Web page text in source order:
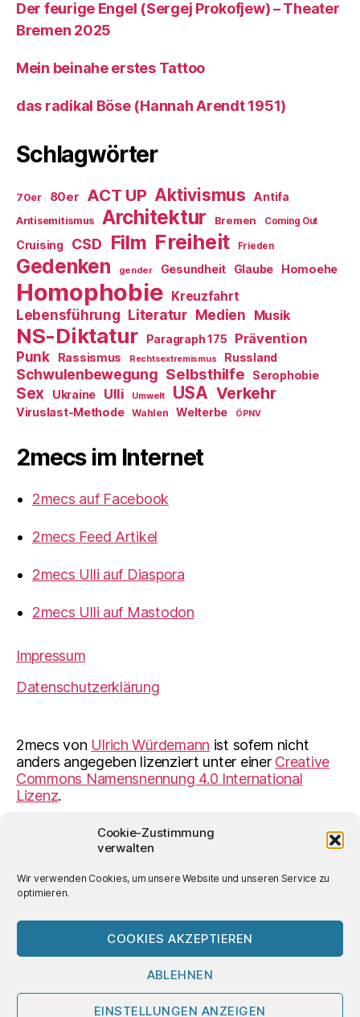
Cookie-Zustimmung
verwalten
Wir verwenden Cookies, um unsere Website und unseren Service zu
optimieren.
COOKIES AKZEPTIEREN
ABLEHNEN
EINSTELLUNGEN ANZEIGEN
Der feurige Engel (Sergej Prokofjew) – Theater
Bremen 2025
Mein beinahe erstes Tattoo
das radikal Böse (Hannah Arendt 1951)
Schlagwörter
70er 80er ACT UP Aktivismus Antifa
Antisemitismus Architektur Bremen Coming Out
Cruising CSD Film Freiheit Frieden
Gedenken gender Gesundheit Glaube Homoehe
Homophobie Kreuzfahrt
Lebensführung Literatur Medien Musik
NS-Diktatur Paragraph 175
Prävention
Punk
Rassismus Rechtsextremismus Russland
Schwulenbewegung Selbsthilfe Serophobie
Sex Ukraine Ulli Umwelt USA Verkehr
Viruslast-Methode Wahlen Welterbe ÖPNV
2mecs im Internet
2mecs auf Facebook
2mecs Feed Artikel
2mecs Ulli auf Diaspora
2mecs Ulli auf Mastodon
Impressum
Datenschutzerklärung
2mecs von Ulrich Würdemann ist sofern nicht
anders angegeben lizenziert unter einer Creative
Commons Namensnennung 4.0 International
Lizenz.